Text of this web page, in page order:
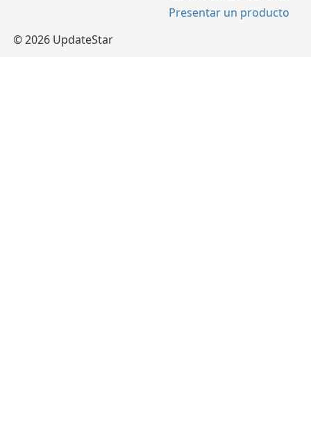
Presentar un producto
© 2026 UpdateStar